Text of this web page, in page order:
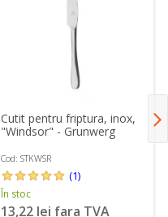
Cutit pentru friptura, inox,
"Windsor" - Grunwerg
Cod: STKWSR
(1)
În stoc
13,22 lei fara TVA